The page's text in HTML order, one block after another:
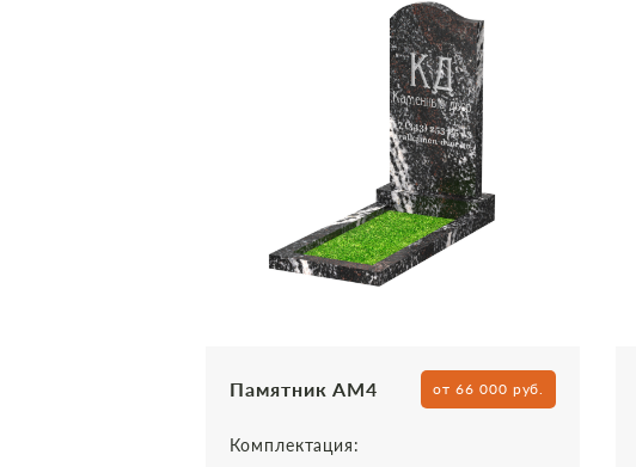
Памятник АМ4 от 66 000 руб.
Комплектация: